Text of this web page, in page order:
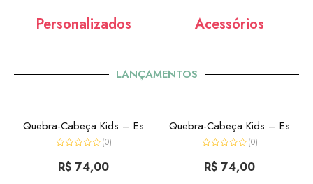
Personalizados Acessórios
LANÇAMENTOS
Quebra-Cabeça Kids – Es
0
de
(0)
R$ 74,00
Quebra-Cabeça Kids – Es
0
de
(0)
R$ 74,00